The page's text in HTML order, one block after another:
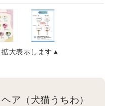
大表示します▲
ア（犬猫うちわ）